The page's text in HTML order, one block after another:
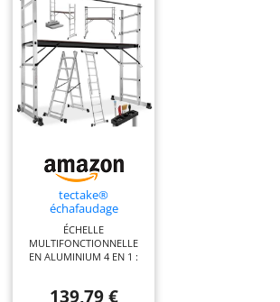
tectake®
échafaudage
Multifonctionnel
Aluminium 4 en 1, 2
roulettes, 150 kg
ÉCHELLE
MULTIFONCTIONNELLE
EN ALUMINIUM 4 EN 1 :
facilement en échelle
139,79 €